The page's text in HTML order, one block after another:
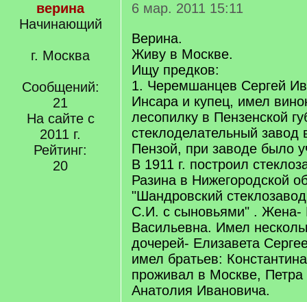
верина
Начинающий
г. Москва
Сообщений:
21
На сайте с
2011 г.
Рейтинг:
20
6 мар. 2011 15:11
Верина.
Живу в Москве.
Ищу предков:
1. Черемшанцев Сергей
Инсара и купец, имел
лесопилку в Пензенской
стеклоделательный завод
Пензой, при заводе было
В 1911 г. построил
Разина в Нижегородской
"Шандровский
С.И. с сыновьями" . Жена-
Васильевна. Имел
дочерей- Елизавета
имел братьев:
проживал в Москве,
Анатолия Ивановича.